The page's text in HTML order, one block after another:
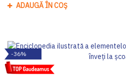
ADAUGĂ ÎN COȘ
-36%